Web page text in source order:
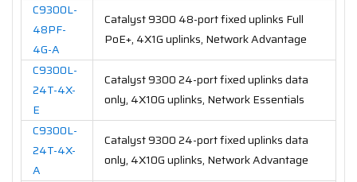
C9300L-
48PF-
4G-A
Catalyst 9300 48-port fixed uplinks Full
PoE+, 4X1G uplinks, Network Advantage
C9300L-
24T-4X-
E
Catalyst 9300 24-port fixed uplinks data
only, 4X10G uplinks, Network Essentials
C9300L-
24T-4X-
A
Catalyst 9300 24-port fixed uplinks data
only, 4X10G uplinks, Network Advantage